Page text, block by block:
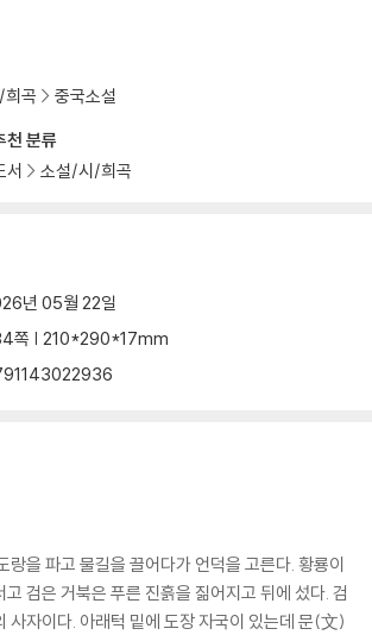
천 분류
서 소설/시/희곡
곡 중국소설
년 05월 22일
쪽 | 210*290*17mm
랑을 파고 물길을 끌어다가 언덕을 고른다. 황룡이
검은 거북은 푸른 진흙을 짊어지고 뒤에 섰다. 검
사자이다. 아래턱 밑에 도장 자국이 있는데 문(文)